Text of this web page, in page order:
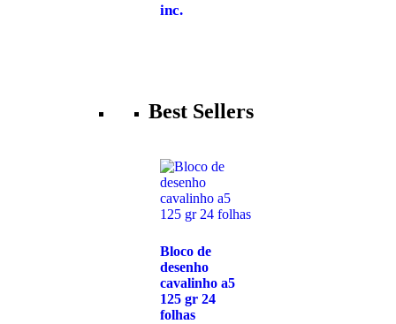
inc.
Best Sellers
Bloco de
desenho
cavalinho a5
125 gr 24
folhas